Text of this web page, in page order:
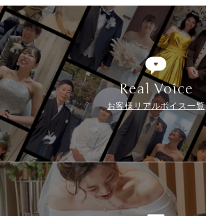
Real Voice
お客様リアルボイス一覧